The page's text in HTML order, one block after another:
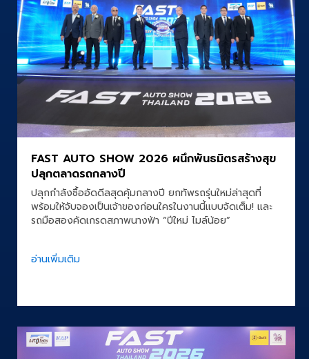
FAST AUTO SHOW 2026 ผนึกพันธมิตรสร้างสุข
ปลุกตลาดรถกลางปี
ปลุกกำลังซื้ออัดดีลสุดคุ้มกลางปี ยกทัพรถรุ่นใหม่ล่าสุดที่
พร้อมให้จับจองเป็นเจ้าของก่อนใครในงานนี้แบบจัดเต็ม! และ
รถมือสองคัดเกรดสภาพนางฟ้า “ปีใหม่ ไมล์น้อย”
อ่านเพิ่มเติม